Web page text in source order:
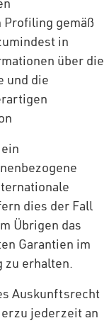
gemäß
in
über die
und die
dies der Fall
Übrigen das
Garantien im
zu erhalten.
Auskunftsrecht
jederzeit an